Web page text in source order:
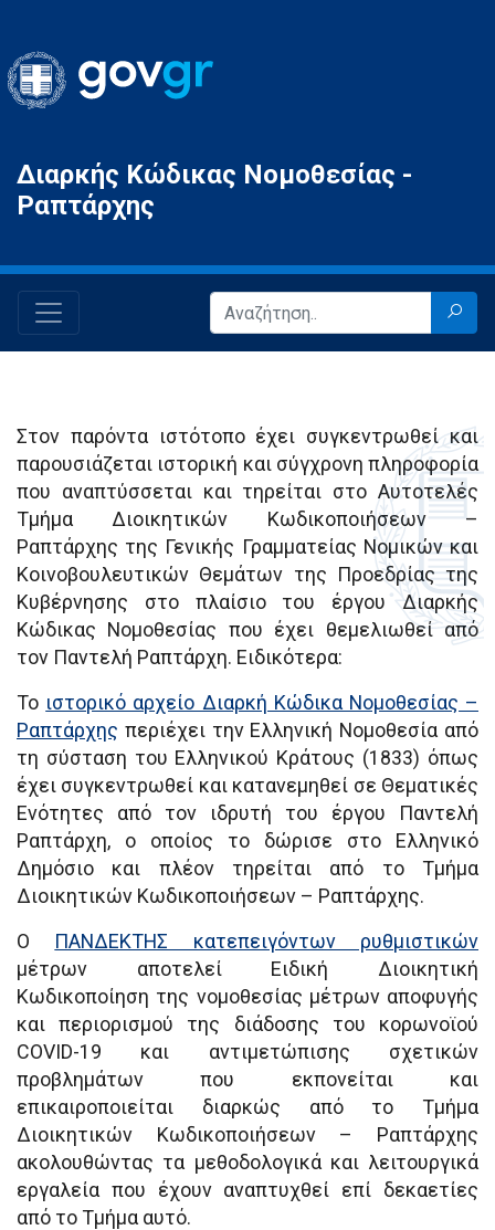
Gov.gr
Διαρκής Κώδικας Νομοθεσίας -
Ραπτάρχης
Στον παρόντα ιστότοπο έχει συγκεντρωθεί και
παρουσιάζεται ιστορική και σύγχρονη πληροφορία
που αναπτύσσεται και τηρείται στο Αυτοτελές
Τμήμα Διοικητικών Κωδικοποιήσεων –
Ραπτάρχης της Γενικής Γραμματείας Νομικών και
Κοινοβουλευτικών Θεμάτων της Προεδρίας της
Κυβέρνησης στο πλαίσιο του έργου Διαρκής
Κώδικας Νομοθεσίας που έχει θεμελιωθεί από
τον Παντελή Ραπτάρχη. Ειδικότερα:
Το ιστορικό αρχείο Διαρκή Κώδικα Νομοθεσίας –
Ραπτάρχης περιέχει την Ελληνική Νομοθεσία από
τη σύσταση του Ελληνικού Κράτους (1833) όπως
έχει συγκεντρωθεί και κατανεμηθεί σε Θεματικές
Ενότητες από τον ιδρυτή του έργου Παντελή
Ραπτάρχη, ο οποίος το δώρισε στο Ελληνικό
Δημόσιο και πλέον τηρείται από το Τμήμα
Διοικητικών Κωδικοποιήσεων – Ραπτάρχης.
Ο ΠΑΝΔΕΚΤΗΣ κατεπειγόντων ρυθμιστικών
μέτρων αποτελεί Ειδική Διοικητική
Κωδικοποίηση της νομοθεσίας μέτρων αποφυγής
και περιορισμού της διάδοσης του κορωνοϊού
COVID-19 και αντιμετώπισης σχετικών
προβλημάτων που εκπονείται και
επικαιροποιείται διαρκώς από το Τμήμα
Διοικητικών Κωδικοποιήσεων – Ραπτάρχης
ακολουθώντας τα μεθοδολογικά και λειτουργικά
εργαλεία που έχουν αναπτυχθεί επί δεκαετίες
από το Τμήμα αυτό.